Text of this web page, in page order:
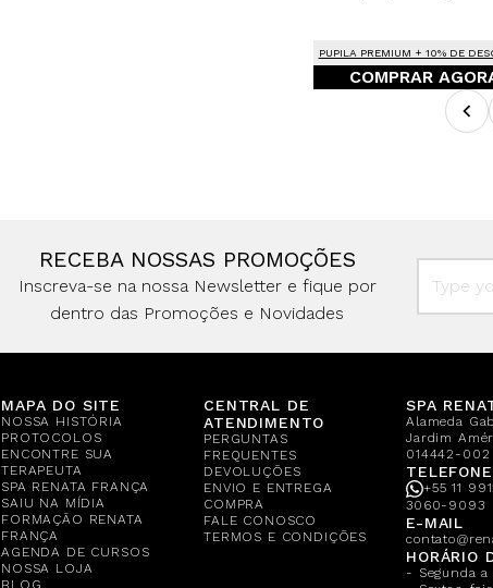
PUPILA PREMIUM + 10% DE
COMPRAR
RECEBA NOSSAS PROMOÇÕES
Inscreva-se na nossa Newsletter e fique por
dentro das Promoções e Novidades
MAPA DO SITE
NOSSA HISTÓRIA
PROTOCOLOS
ENCONTRE SUA
TERAPEUTA
SPA RENATA FRANÇA
SAIU NA MÍDIA
FORMAÇÃO RENATA
FRANÇA
AGENDA DE CURSOS
NOSSA LOJA
BLOG
CENTRAL DE
ATENDIMENTO
PERGUNTAS
FREQUENTES
DEVOLUÇÕES
ENVIO E ENTREGA
COMPRA
FALE CONOSCO
TERMOS E CONDIÇÕES
SPA
Alameda
Jardim
014442-002
TELEFONE
+55 11
3060-9093
E-MAIL
HORÁRIO
- Segunda